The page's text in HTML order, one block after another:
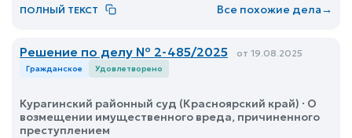
ПОЛНЫЙ ТЕКСТ Все похожие дела→
Решение по делу № 2-485/2025 от 19.08.2025
Гражданское Удовлетворено
Курагинский районный суд (Красноярский край) · О
возмещении имущественного вреда, причиненного
преступлением